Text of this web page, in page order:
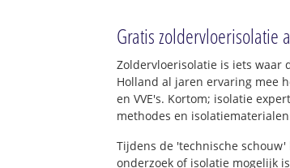
Gratis zoldervloerisolatie
Zoldervloerisolatie is iets waar
Holland al jaren ervaring mee
en VVE's. Kortom; isolatie
methodes en
Tijdens de 'technische
onderzoek of isolatie mogelijk